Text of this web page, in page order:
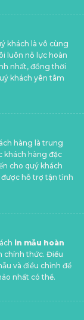
khách là vô cùng
luôn nỗ lực hoàn
nhất, đồng thời
khách yên tâm
hàng là trung
khách hàng đặc
cho quý khách
hỗ trợ tận tình
in mẫu hoàn
chính thức. Điều
và điều chỉnh để
nhất có thể.